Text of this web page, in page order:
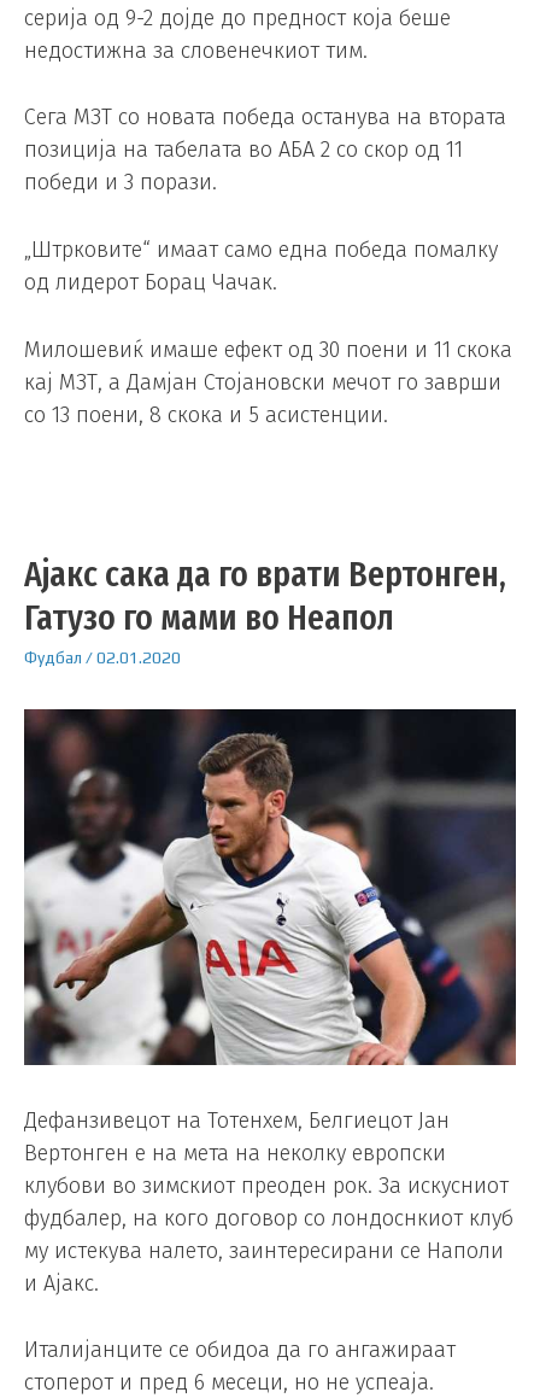
серија од 9-2 дојде до предност која беше
недостижна за словенечкиот тим.
Сега МЗТ со новата победа останува на втората
позиција на табелата во АБА 2 со скор од 11
победи и 3 порази.
„Штрковите“ имаат само една победа помалку
од лидерот Борац Чачак.
Милошевиќ имаше ефект од 30 поени и 11 скока
кај МЗТ, а Дамјан Стојановски мечот го заврши
со 13 поени, 8 скока и 5 асистенции.
Ајакс сака да го врати Вертонген,
Гатузо го мами во Неапол
Фудбал /02.01.2020
Дефанзивецот на Тотенхем, Белгиецот Јан
Вертонген е на мета на неколку европски
клубови во зимскиот преоден рок. За искусниот
фудбалер, на кого договор со лондоснкиот клуб
му истекува налето, заинтересирани се Наполи
и Ајакс.
Италијанците се обидоа да го ангажираат
стоперот и пред 6 месеци, но не успеаја.